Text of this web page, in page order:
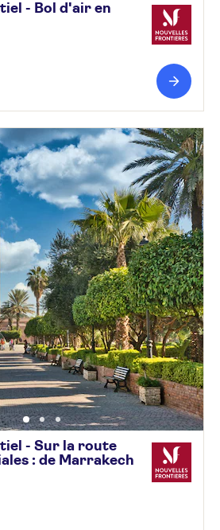
- Bol d'air en
- Sur la route
: de Marrakech